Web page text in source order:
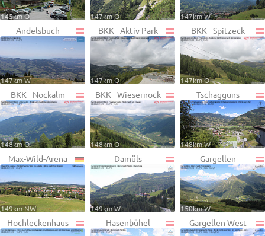
145km O 147km O 147km W
Andelsbuch
147km W
BKK - Aktiv Park
147km O
BKK - Spitzeck
147km O
BKK - Nockalm
148km O
BKK - Wiesernock
148km O
Tschagguns
148km W
Max-Wild-Arena
149km NW
Damüls
149km W
Gargellen
150km W
Hochleckenhaus Hasenbühel Gargellen West